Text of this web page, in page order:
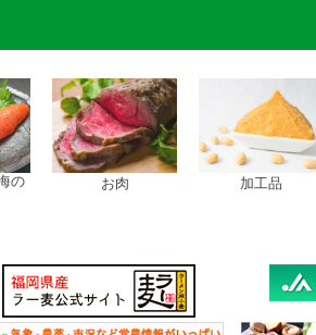
加工品 乳製品